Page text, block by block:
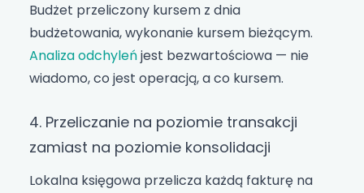
Budżet przeliczony kursem z dnia
budżetowania, wykonanie kursem bieżącym.
Analiza odchyleńjest bezwartościowa — nie
wiadomo, co jest operacją, a co kursem.
4. Przeliczanie na poziomie transakcji
zamiast na poziomie konsolidacji
Lokalna księgowa przelicza każdą fakturę na